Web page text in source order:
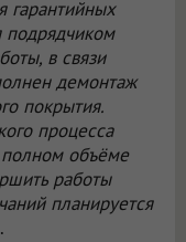
гарантийных
подрядчиком
в связи
демонтаж
покрытия.
процесса
полном объёме
работы
планируется